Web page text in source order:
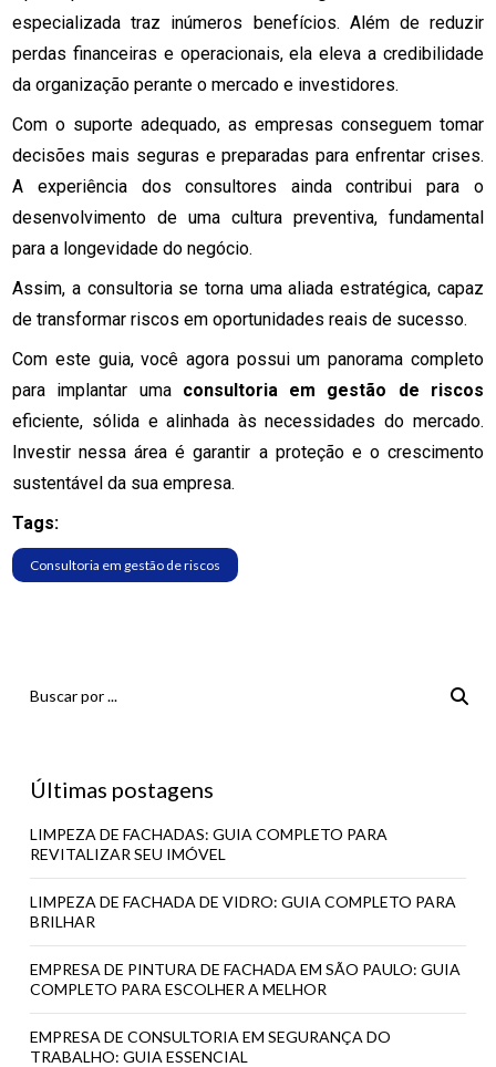
especializada traz inúmeros benefícios. Além de reduzir
perdas financeiras e operacionais, ela eleva a credibilidade
da organização perante o mercado e investidores.
Com o suporte adequado, as empresas conseguem tomar
decisões mais seguras e preparadas para enfrentar crises.
A experiência dos consultores ainda contribui para o
desenvolvimento de uma cultura preventiva, fundamental
para a longevidade do negócio.
Assim, a consultoria se torna uma aliada estratégica, capaz
de transformar riscos em oportunidades reais de sucesso.
Com este guia, você agora possui um panorama completo
para implantar uma consultoria em gestão de riscos
eficiente, sólida e alinhada às necessidades do mercado.
Investir nessa área é garantir a proteção e o crescimento
sustentável da sua empresa.
Tags:
Consultoria em gestão de riscos
Últimas postagens
LIMPEZA DE FACHADAS: GUIA COMPLETO PARA
REVITALIZAR SEU IMÓVEL
LIMPEZA DE FACHADA DE VIDRO: GUIA COMPLETO PARA
BRILHAR
EMPRESA DE PINTURA DE FACHADA EM SÃO PAULO: GUIA
COMPLETO PARA ESCOLHER A MELHOR
EMPRESA DE CONSULTORIA EM SEGURANÇA DO
TRABALHO: GUIA ESSENCIAL